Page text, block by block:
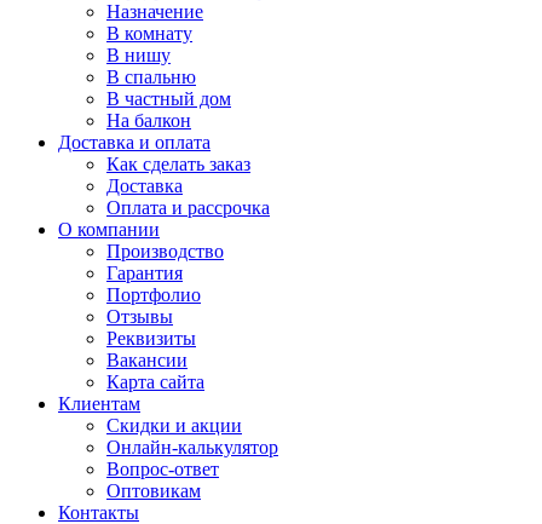
Назначение
В комнату
В нишу
В спальню
В частный дом
На балкон
Доставка и оплата
Как сделать заказ
Доставка
Оплата и рассрочка
О компании
Производство
Гарантия
Портфолио
Отзывы
Реквизиты
Вакансии
Карта сайта
Клиентам
Скидки и акции
Онлайн-калькулятор
Вопрос-ответ
Оптовикам
Контакты